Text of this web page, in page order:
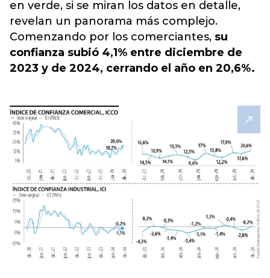
en verde, si se miran los datos en detalle,
revelan un panorama más complejo.
Comenzando por los comerciantes, su
confianza subió 4,1% entre diciembre de
2023 y de 2024, cerrando el año en 20,6%.